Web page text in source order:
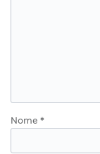
Nome *